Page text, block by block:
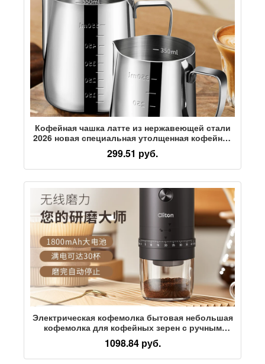
Кофейная чашка латте из нержавеющей стали
2026 новая специальная утолщенная кофейная
чашка с заостренным горлышком чашка для
молочной пены латте артефакт
299.51 руб.
Электрическая кофемолка бытовая небольшая
кофемолка для кофейных зерен с ручным
приводом портативная автоматическая
кофемолка для кофемолки ручного помола
1098.84 руб.